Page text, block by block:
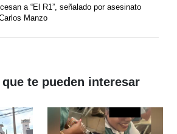
a “El R1”, señalado por asesinato
Manzo
te pueden interesar